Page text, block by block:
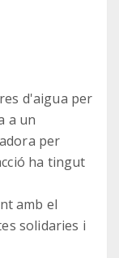
d'aigua per
a un
per
ha tingut
amb el
solidaries i